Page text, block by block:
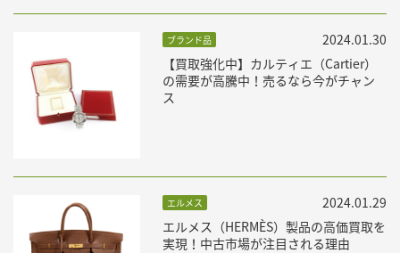
ブランド品
【買取強化中】カルティエ（Cartier）
の需要が高騰中！売るなら今がチャン
ス
2024.01.30
エルメス
エルメス（HERMÈS）製品の高価買取を
実現！中古市場が注目される理由
2024.01.29